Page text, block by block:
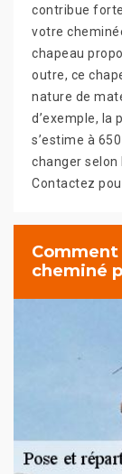
contribue
votre
chapeau
outre, ce
nature de
d’exemple, la
s’estime à
changer selon
Contactez
Comment
cheminé